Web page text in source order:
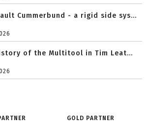
Cummerbund - a rigid side sys...
of the Multitool in Tim Leat...
GOLD PARTNER